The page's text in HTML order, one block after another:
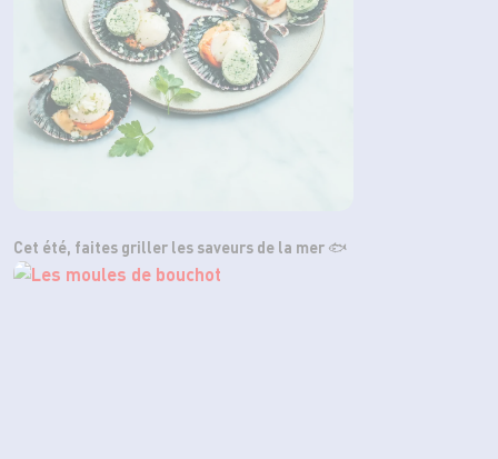
Cet été, faites griller les saveurs de la mer 🐟